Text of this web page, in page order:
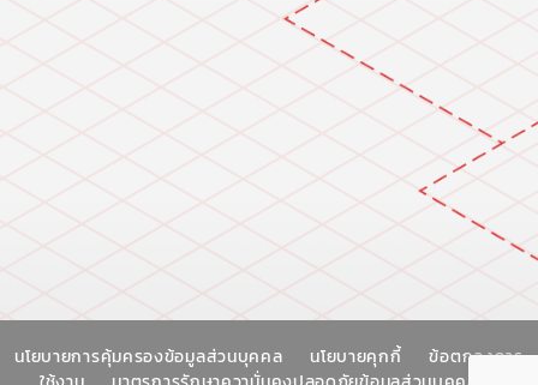
นโยบายการคุ้มครองข้อมูลส่วนบุคคล นโยบายคุกกี้
ข้อตกลงการ